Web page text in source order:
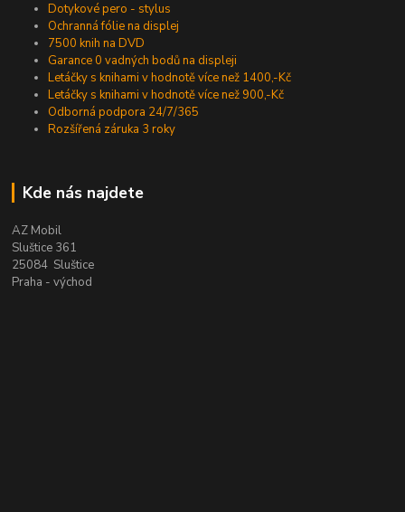
Dotykové pero - stylus
Ochranná fólie na displej
7500 knih na DVD
Garance 0 vadných bodů na displeji
Letáčky s knihami v hodnotě více než 1400,-Kč
Letáčky s knihami v hodnotě více než 900,-Kč
Odborná podpora 24/7/365
Rozšířená záruka 3 roky
Kde nás najdete
AZ Mobil
Sluštice 361
25084 Sluštice
Praha - východ